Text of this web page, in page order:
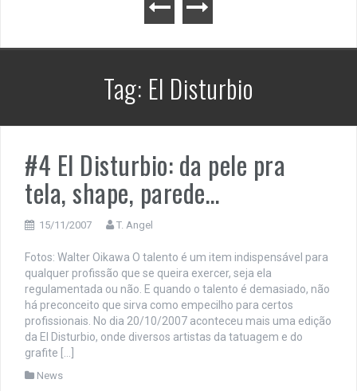
Tag: El Disturbio
#4 El Disturbio: da pele pra
tela, shape, parede…
15/11/2007 T. Angel
Fotos: Walter Oikawa O talento é um item indispensável para
qualquer profissão que se queira exercer, seja ela
regulamentada ou não. E quando o talento é demasiado, não
há preconceito que sirva como empecilho para certos
profissionais. No dia 20/10/2007 aconteceu mais uma edição
da El Disturbio, onde diversos artistas da tatuagem e do
grafite […]
News